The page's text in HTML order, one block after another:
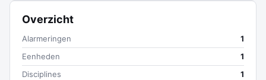
Overzicht
Alarmeringen
1
Eenheden
1
Disciplines
1